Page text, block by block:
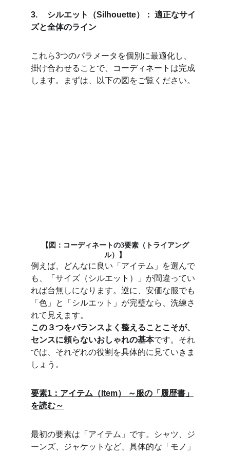
3.	シルエット（Silhouette）： 適正なサイ
ズと全体のライン
これら3つのパラメータを個別に最適化し、
掛け合わせることで、コーディネートは完成
します。まずは、以下の図をご覧ください。
【図： コーディネートの3要素（トライアング
ル）
】
例えば、どんなに良い「アイテム」を選んで
も、「サイズ（シルエット）」が間違ってい
れば台無しになります。逆に、安価な服でも
「色」と「シルエット」が完璧なら、洗練さ
れて見えます。
この３つをバランスよく整えることこそが、
センスに頼らないおしゃれの基本です。それ
では、それぞれの役割を具体的に見ていきま
しょう。
要素1：アイテム（Item） ～服の「履歴書」
を読む～
最初の要素は「アイテム」です。シャツ、ジ
ーンズ、ジャケットなど、具体的な「モノ」